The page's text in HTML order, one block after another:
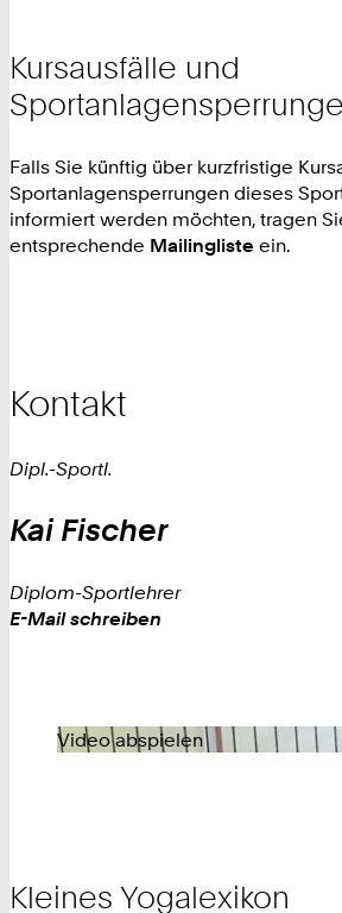
Kursausfälle und
Falls Sie künftig über kurzfristige
Sportanlagensperrungen dieses
informiert werden möchten, tragen
entsprechende Mailingliste ein.
Kontakt
Dipl.-Sportl.
Kai Fischer
Diplom-Sportlehrer
Work
E-Mail schreiben
Video abspielen
Kleines Yogalexikon